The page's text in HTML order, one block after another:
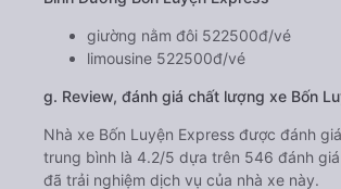
giường nằm đôi 522500đ/vé
limousine 522500đ/vé
g. Review, đánh giá chất lượng xe Bốn
Nhà xe Bốn Luyện Express được đánh
trung bình là 4.2/5 dựa trên 546 đánh
đã trải nghiệm dịch vụ của nhà xe này.